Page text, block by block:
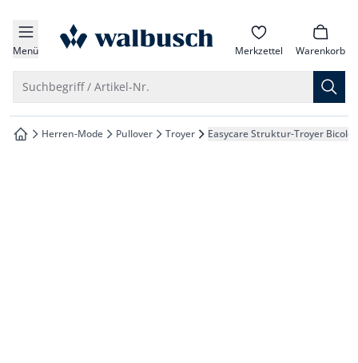
springen
springen
springen
springen
Menü zur Startseite Merkzettel Warenkorb
Suchbegriff / Artikel-Nr.
zur Startseite
Herren-Mode Pullover Troyer Easycare Struktur-Troyer Bicolor